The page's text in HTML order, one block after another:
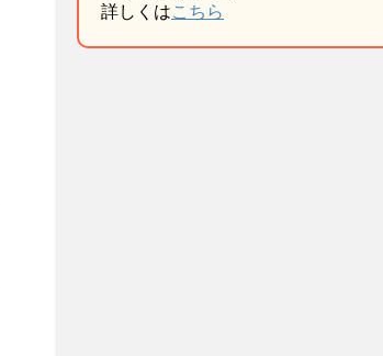
詳しくはこちら